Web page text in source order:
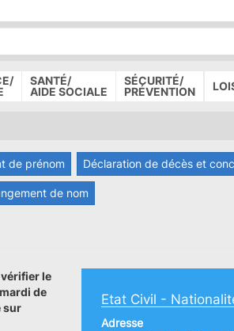
MENU
DE
PAGE
SANTÉ/
AIDE SOCIALE
SÉCURITÉ/
PRÉVENTION
de prénom Déclaration de décès et
de nom
Etat Civil -
Adresse
le
de
sur